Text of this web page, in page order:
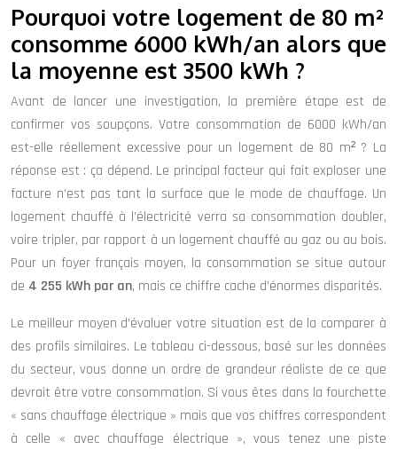
Pourquoi votre logement de 80 m²
consomme 6000 kWh/an alors que
la moyenne est 3500 kWh ?
Avant de lancer une investigation, la première étape est de
confirmer vos soupçons. Votre consommation de 6000 kWh/an
est-elle réellement excessive pour un logement de 80 m² ? La
réponse est : ça dépend. Le principal facteur qui fait exploser une
facture n’est pas tant la surface que le mode de chauffage. Un
logement chauffé à l’électricité verra sa consommation doubler,
voire tripler, par rapport à un logement chauffé au gaz ou au bois.
Pour un foyer français moyen, la consommation se situe autour
de 4 255 kWh par an, mais ce chiffre cache d’énormes disparités.
Le meilleur moyen d’évaluer votre situation est de la comparer à
des profils similaires. Le tableau ci-dessous, basé sur les données
du secteur, vous donne un ordre de grandeur réaliste de ce que
devrait être votre consommation. Si vous êtes dans la fourchette
« sans chauffage électrique » mais que vos chiffres correspondent
à celle « avec chauffage électrique », vous tenez une piste